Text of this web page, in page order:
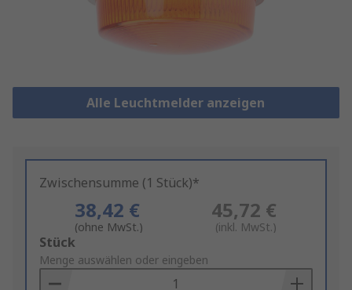
Alle Leuchtmelder anzeigen
Zwischensumme (1 Stück)*
38,42 €
(ohne MwSt.)
45,72 €
(inkl. MwSt.)
Add
to
Basket
Stück
Menge auswählen oder eingeben